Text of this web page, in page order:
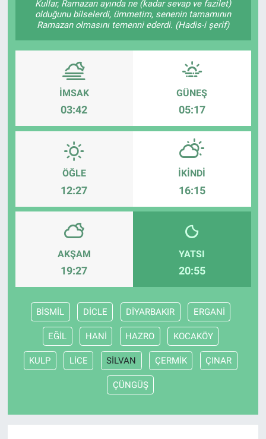
Kullar, Ramazan ayında ne (kadar sevap ve fazilet)
olduğunu bilselerdi, ümmetim, senenin tamamının
Ramazan olmasını temenni ederdi. (Hadis-i şerif)
İMSAK
03:42
GÜNEŞ
05:17
ÖĞLE
12:27
İKINDI
16:15
AKŞAM
19:27
YATSI
20:55
BİSMİL DİCLE DİYARBAKIR ERGANİ
EĞİL HANİ HAZRO KOCAKÖY
KULP LİCE SİLVAN ÇERMİK ÇINAR
ÇÜNGÜŞ